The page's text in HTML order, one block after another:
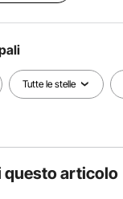
Tutte le stelle
questo articolo